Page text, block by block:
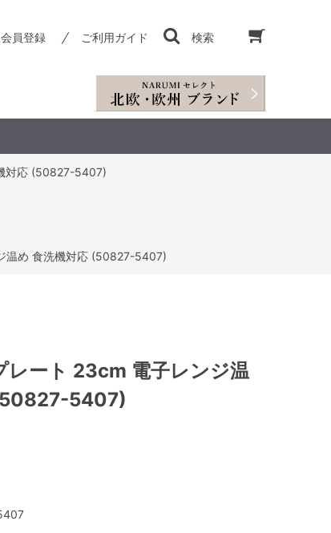
員登録 ご利用ガイド 検索
対応 (50827-5407)
温め 食洗機対応 (50827-5407)
レート 23cm 電子レンジ温
5407)